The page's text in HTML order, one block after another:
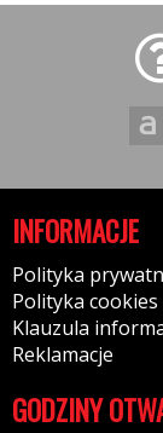
INFORMACJE
Polityka
Polityka cookies
Klauzula
Reklamacje
GODZINY